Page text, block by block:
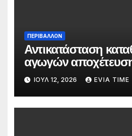
ΠΕΡΙΒΑΛΛΟΝ
Αντικατάσταση
αγωγών
Χαλκίδα τον
ΙΟΎΛ 12, 2026 EVIA TIME